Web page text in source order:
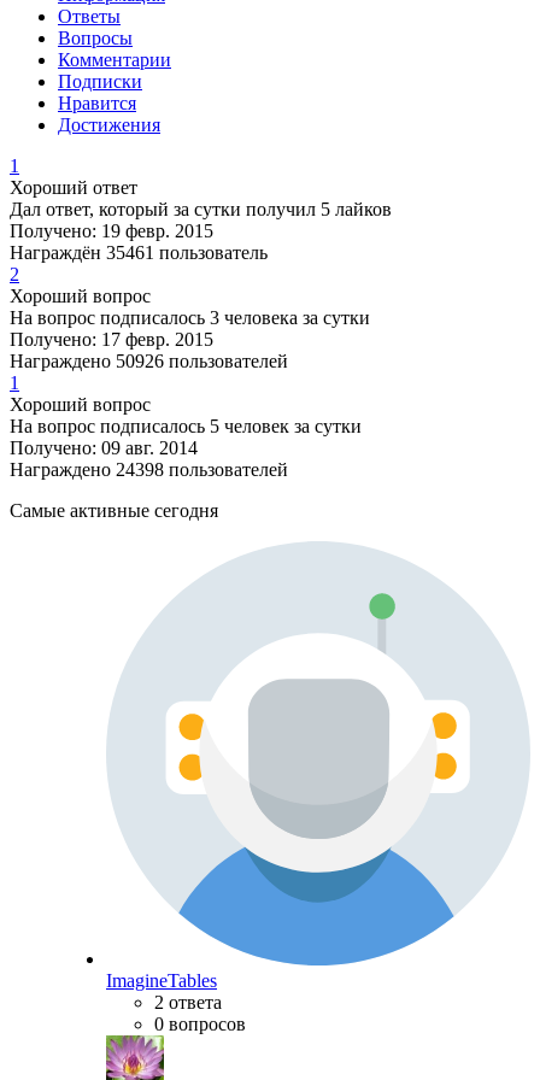
Ответы
Вопросы
Комментарии
Подписки
Нравится
Достижения
1
Хороший ответ
Дал ответ, который за сутки получил 5 лайков
Получено: 19 февр. 2015
Награждён 35461 пользователь
2
Хороший вопрос
На вопрос подписалось 3 человека за сутки
Получено: 17 февр. 2015
Награждено 50926 пользователей
1
Хороший вопрос
На вопрос подписалось 5 человек за сутки
Получено: 09 авг. 2014
Награждено 24398 пользователей
Самые активные сегодня
ImagineTables
2 ответа
0 вопросов